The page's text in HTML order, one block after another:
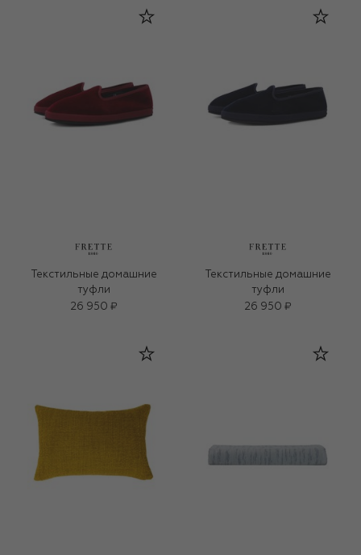
Текстильные домашние
туфли
26 950 ₽
Текстильные домашние
туфли
26 950 ₽